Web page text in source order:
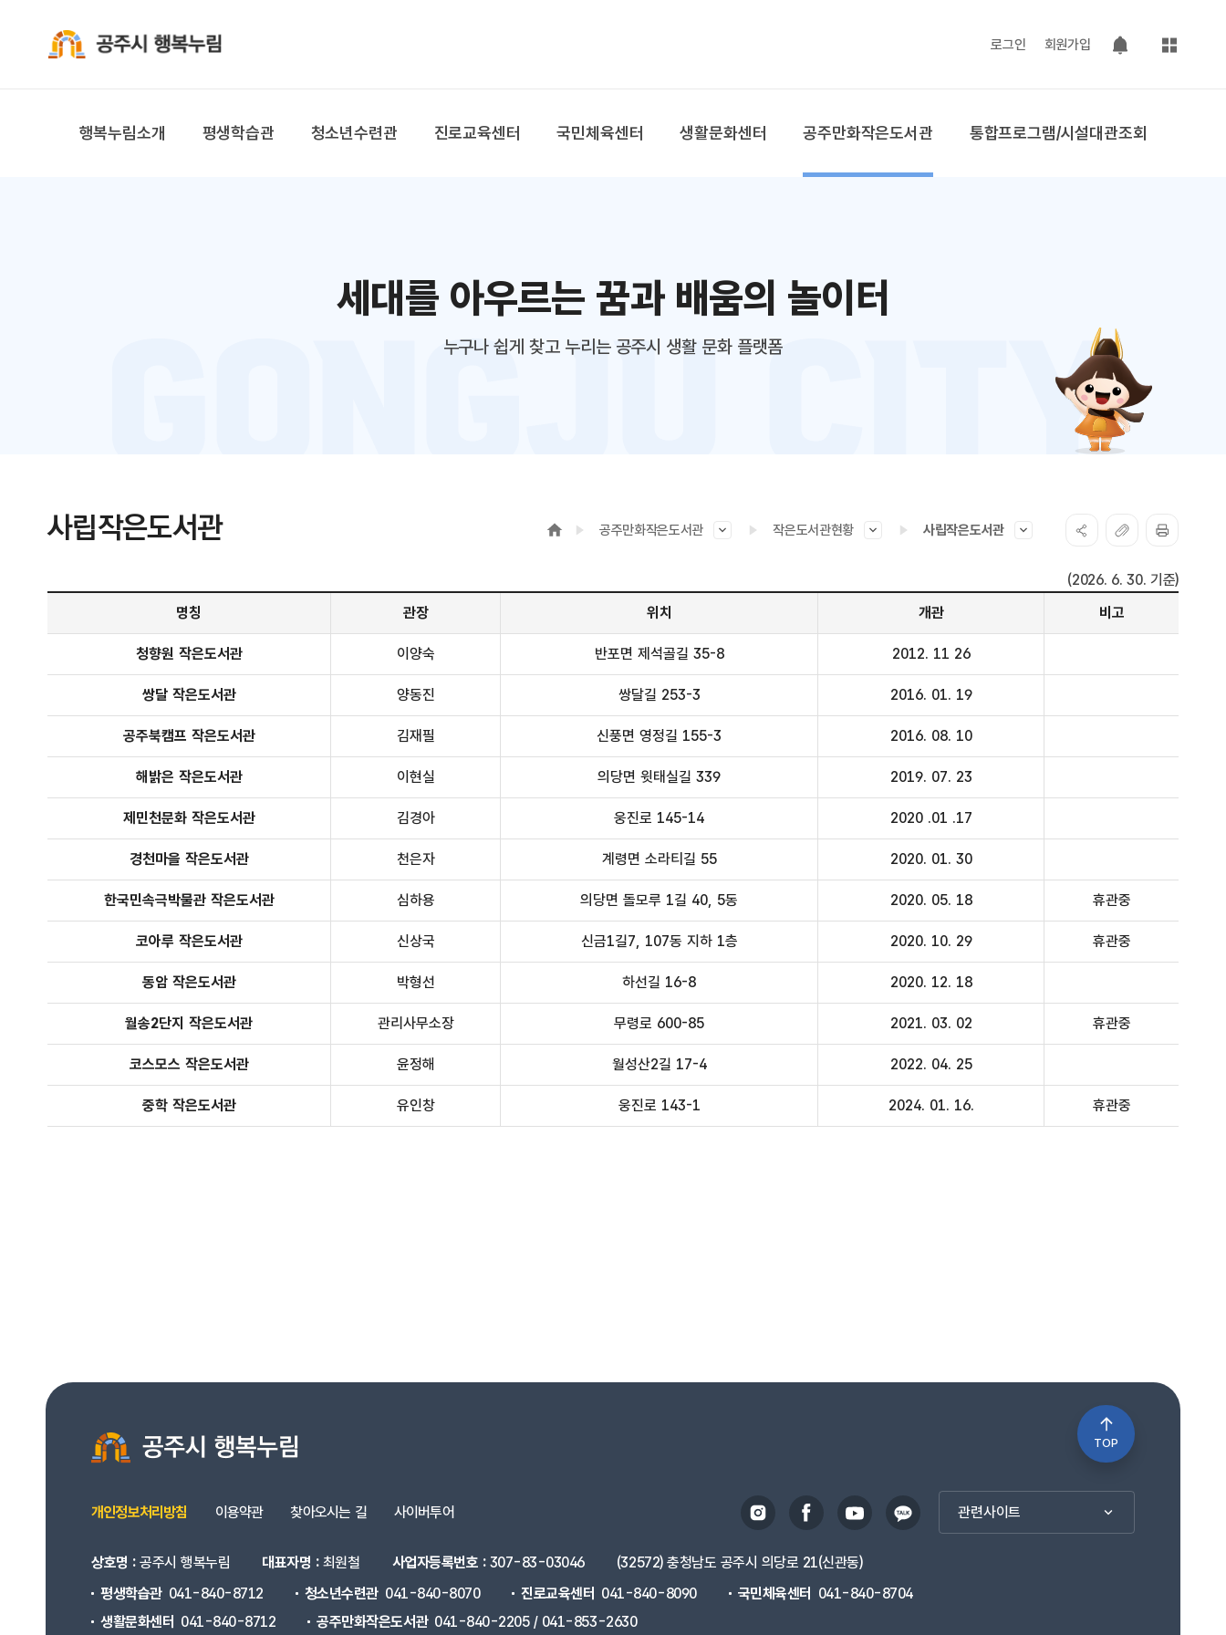
로그인 회원가입
팝업 열기
사이트맵
행복누림소개 평생학습관 청소년수련관 진로교육센터 국민체육센터 생활문화센터 공주만화작은도서관 통합프로그램/시설대관조회
세대를 아우르는 꿈과 배움의 놀이터
누구나 쉽게 찾고 누리는 공주시 생활 문화 플랫폼
사립작은도서관 공주만화작은도서관 작은도서관현황 사립작은도서관
(2026. 6. 30. 기준)
사립 도서관 현황 안내 - 명칭, 관장, 위치, 개관, 비고 정보 제공
명칭
관장 위치 개관 비고
청향원 작은도서관 이양숙 반포면 제석골길 35-8 2012. 11 26
쌍달 작은도서관 양동진 쌍달길 253-3 2016. 01. 19
공주북캠프 작은도서관 김재필 신풍면 영정길 155-3 2016. 08. 10
해밝은 작은도서관 이현실 의당면 윗태실길 339 2019. 07. 23
제민천문화 작은도서관 김경아 웅진로 145-14 2020 .01 .17
경천마을 작은도서관 천은자 계령면 소라티길 55 2020. 01. 30
한국민속극박물관 작은도서관 심하용 의당면 돌모루 1길 40, 5동 2020. 05. 18 휴관중
코아루 작은도서관 신상국 신금1길7, 107동 지하 1층 2020. 10. 29 휴관중
동암 작은도서관 박형선 하선길 16-8 2020. 12. 18
월송2단지 작은도서관 관리사무소장 무령로 600-85 2021. 03. 02 휴관중
코스모스 작은도서관 윤정해 월성산2길 17-4 2022. 04. 25
중학 작은도서관 유인창 웅진로 143-1 2024. 01. 16. 휴관중
TOP
개인정보처리방침 이용약관 찾아오시는 길 사이버투어 관련사이트
상호명 :공주시 행복누림 대표자명 :최원철 사업자등록번호 :307-83-03046
(32572) 충청남도 공주시 의당로 21(신관동)
평생학습관 041-840-8712 청소년수련관 041-840-8070 진로교육센터 041-840-8090 국민체육센터
041-840-8704
생활문화센터 041-840-8712 공주만화작은도서관 041-840-2205 / 041-853-2630